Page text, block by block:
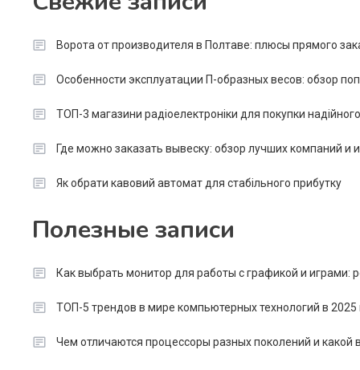
Ворота от производителя в Полтаве: плюсы прямого
Особенности эксплуатации П-образных весов: обзор
ТОП-3 магазини радіоелектроніки для покупки
Где можно заказать вывеску: обзор лучших компаний и
Як обрати кавовий автомат для стабільного прибутку
Полезные записи
Как выбрать монитор для работы с графикой и играми:
ТОП-5 трендов в мире компьютерных технологий в 2025
Чем отличаются процессоры разных поколений и какой